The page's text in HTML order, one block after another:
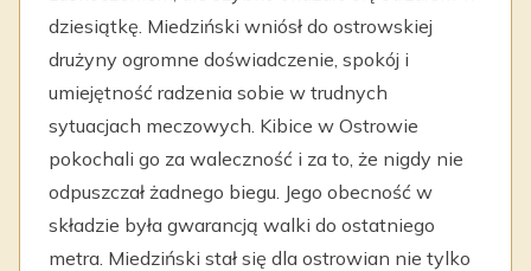
dziesiątkę. Miedziński wniósł do ostrowskiej
drużyny ogromne doświadczenie, spokój i
umiejętność radzenia sobie w trudnych
sytuacjach meczowych. Kibice w Ostrowie
pokochali go za waleczność i za to, że nigdy nie
odpuszczał żadnego biegu. Jego obecność w
składzie była gwarancją walki do ostatniego
metra. Miedziński stał się dla ostrowian nie tylko